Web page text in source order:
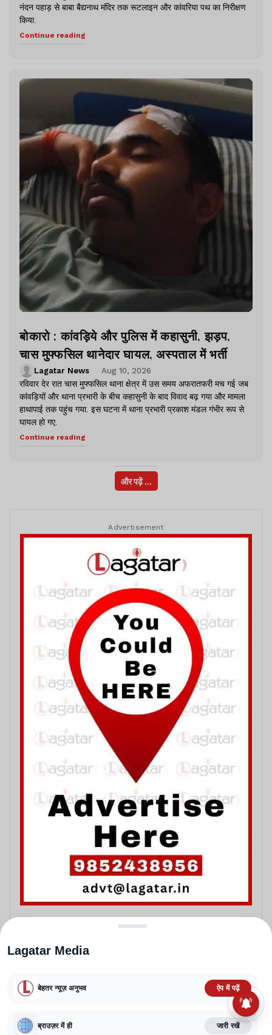
नंदन पहाड़ से बाबा बैद्यनाथ मंदिर तक रूटलाइन और कांवरिया पथ का निरीक्षण
किया.
Continue reading
बोकारो : कांवड़िये और पुलिस में कहासुनी, झड़प,
चास मुफ्फसिल थानेदार घायल, अस्पताल में भर्ती
Lagatar News
Aug 10, 2026
रविवार देर रात चास मुफ्फसिल थाना क्षेत्र में उस समय अफरातफरी मच गई जब
कांवड़ियों और थाना प्रभारी के बीच कहासुनी के बाद विवाद बढ़ गया और मामला
हाथापाई तक पहुंच गया. इस घटना में थाना प्रभारी प्रकाश मंडल गंभीर रूप से
घायल हो गए.
Continue reading
और पढ़ें ...
Advertisement
TERMS AND CONDITIONS
CORRECTIONS POLICY
FACT CHECKING POLICY
Lagatar Media
बेहतर न्यूज़ अनुभव ऐप में पढ़ें
ब्राउज़र में ही जारी रखें